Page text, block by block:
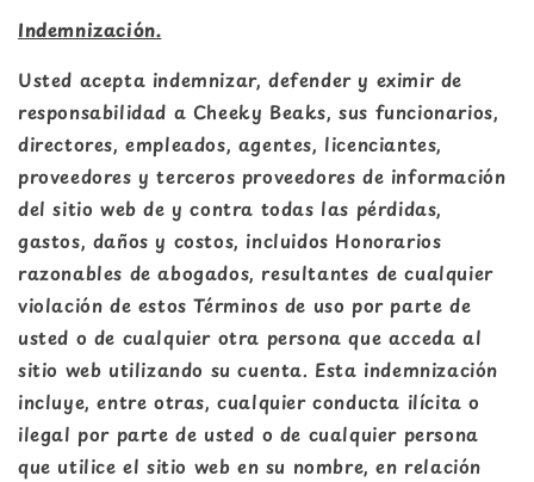
Indemnización.
Usted acepta indemnizar, defender y eximir de
responsabilidad a Cheeky Beaks, sus funcionarios,
directores, empleados, agentes, licenciantes,
proveedores y terceros proveedores de información
del sitio web de y contra todas las pérdidas,
gastos, daños y costos, incluidos Honorarios
razonables de abogados, resultantes de cualquier
violación de estos Términos de uso por parte de
usted o de cualquier otra persona que acceda al
sitio web utilizando su cuenta. Esta indemnización
incluye, entre otras, cualquier conducta ilícita o
ilegal por parte de usted o de cualquier persona
que utilice el sitio web en su nombre, en relación